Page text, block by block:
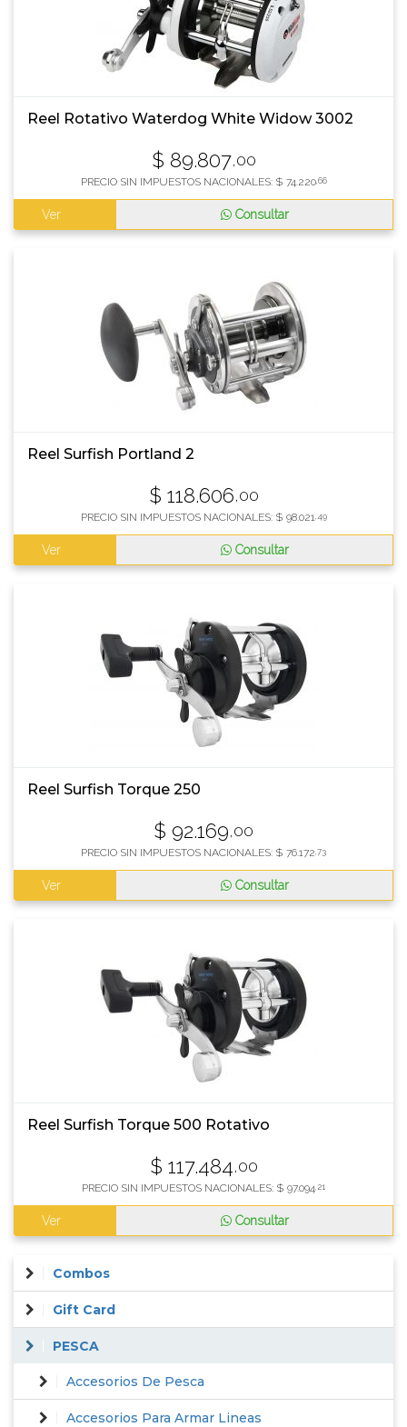
Reel Rotativo Waterdog White Widow 3002
$ 89.807,00
PRECIO SIN IMPUESTOS NACIONALES: $ 74.220,66
Ver Consultar
Reel Surfish Portland 2
$ 118.606,00
PRECIO SIN IMPUESTOS NACIONALES: $ 98.021 ,49
Ver Consultar
Reel Surfish Torque 250
$ 92.169,00
PRECIO SIN IMPUESTOS NACIONALES: $ 76.172 ,73
Ver Consultar
Reel Surfish Torque 500 Rotativo
$ 117.484,00
PRECIO SIN IMPUESTOS NACIONALES: $ 97.094 ,21
Ver Consultar
Combos
Gift Card
PESCA
Accesorios De Pesca
Accesorios Para Armar Lineas